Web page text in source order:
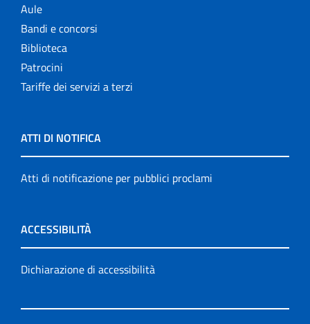
Aule
Bandi e concorsi
Biblioteca
Patrocini
Tariffe dei servizi a terzi
ATTI DI NOTIFICA
Atti di notificazione per pubblici proclami
ACCESSIBILITÀ
Dichiarazione di accessibilità